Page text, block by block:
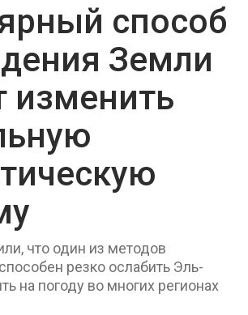
способ
Земли
изменить
что один из методов
резко ослабить Эль-
на погоду во многих регионах